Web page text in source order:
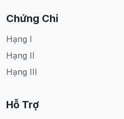
Chứng Chỉ
Hạng I
Hạng II
Hạng III
Hỗ Trợ